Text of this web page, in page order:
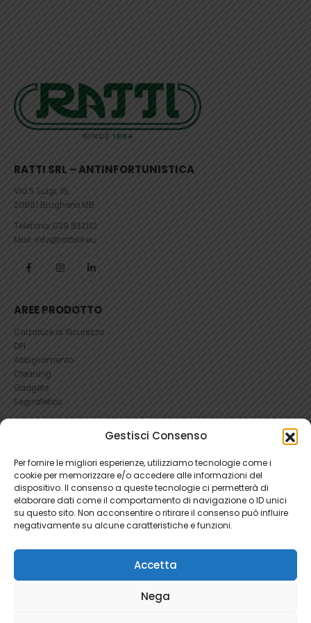
Gestisci Consenso
Per fornire le migliori esperienze, utilizziamo tecnologie come i
cookie per memorizzare e/o accedere alle informazioni del
dispositivo. Il consenso a queste tecnologie ci permetterà di
elaborare dati come il comportamento di navigazione o ID unici
su questo sito. Non acconsentire o ritirare il consenso può influire
negativamente su alcune caratteristiche e funzioni.
Accetta
Nega
RATTI SRL – ANTINFORTUNISTICA
Via S. Luigi, 15,
20861 Brugherio MB
Telefono: 039 832110
Mail: info@rattisrl.eu
AREE PRODOTTO
Calzature di Sicurezza
DPI
Abbigliamento
Cleaning
Gadgets
Segnaletica
RICHIEDI UN RESO
Condizioni e Resi
FAQ Antinfortunistica
Richiesta Reso
CookieePrivacy